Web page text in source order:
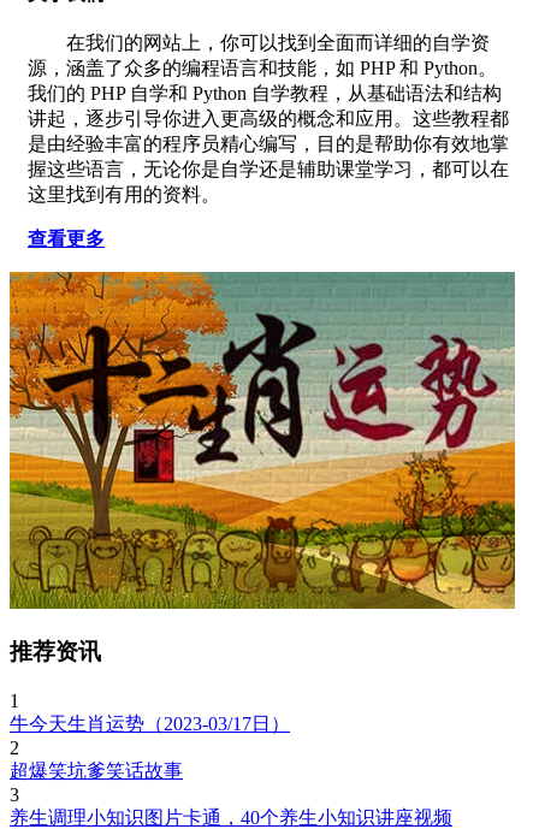
在我们的网站上，你可以找到全面而详细的自学资
源，涵盖了众多的编程语言和技能，如 PHP 和 Python。
我们的 PHP 自学和 Python 自学教程，从基础语法和结构
讲起，逐步引导你进入更高级的概念和应用。这些教程都
是由经验丰富的程序员精心编写，目的是帮助你有效地掌
握这些语言，无论你是自学还是辅助课堂学习，都可以在
这里找到有用的资料。
查看更多
推荐资讯
1
牛今天生肖运势（2023-03/17日）
2
超爆笑坑爹笑话故事
3
养生调理小知识图片卡通，40个养生小知识讲座视频